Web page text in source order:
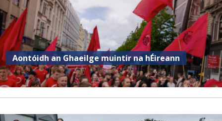
Aontóidh an Ghaeilge muintir na hÉireann